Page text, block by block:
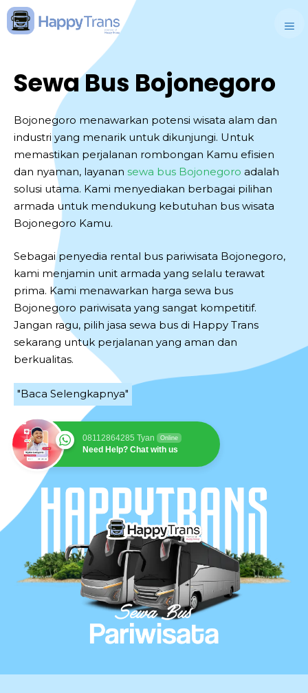
Skip
to
Sewa Bus Bojonegoro
Bojonegoro menawarkan potensi wisata alam dan
industri yang menarik untuk dikunjungi. Untuk
memastikan perjalanan rombongan Kamu efisien
dan nyaman, layanan sewa bus Bojonegoro adalah
solusi utama. Kami menyediakan berbagai pilihan
armada untuk mendukung kebutuhan bus wisata
Bojonegoro Kamu.
Sebagai penyedia rental bus pariwisata Bojonegoro,
kami menjamin unit armada yang selalu terawat
prima. Kami menawarkan harga sewa bus
Bojonegoro pariwisata yang sangat kompetitif.
Jangan ragu, pilih jasa sewa bus di Happy Trans
sekarang untuk perjalanan yang aman dan
berkualitas.
"Baca Selengkapnya"
08112864285 Tyan Online
Need Help? Chat with us